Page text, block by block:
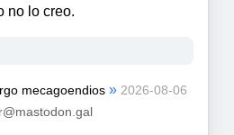
no lo creo.
mecagoendios » 2026-08-06